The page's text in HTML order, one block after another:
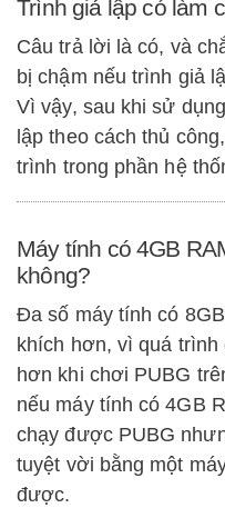
Trình giả lập có làm
Câu trả lời là có, và
bị chậm nếu trình giả
Vì vậy, sau khi sử
lập theo cách thủ
trình trong phần hệ
Máy tính có 4GB
không?
Đa số máy tính có
khích hơn, vì quá
hơn khi chơi PUBG
nếu máy tính có 4GB
chạy được PUBG
tuyệt vời bằng một
được.